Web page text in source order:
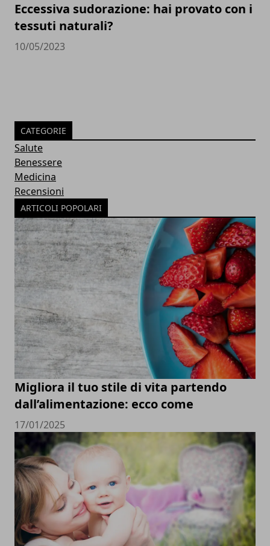
Eccessiva sudorazione: hai provato con i
tessuti naturali?
10/05/2023
CATEGORIE
Salute
Benessere
Medicina
Recensioni
ARTICOLI POPOLARI
Migliora il tuo stile di vita partendo
dall’alimentazione: ecco come
17/01/2025